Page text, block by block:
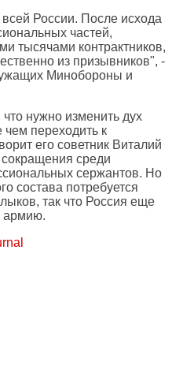
России. После исхода
частей,
тысячами контрактников,
из призывников", -
Минобороны и
нужно изменить дух
переходить к
его советник Виталий
среди
сержантов. Но
состава потребуется
так что Россия еще
армию.